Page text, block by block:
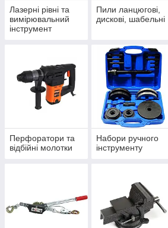
Лазерні рівні та
вимірювальний
інструмент
Пили ланцюгові,
дискові, шабельні
Перфоратори та
відбійні молотки
Набори ручного
інструменту